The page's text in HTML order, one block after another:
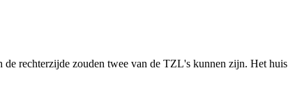
rechterzijde zouden twee van de TZL's kunnen zijn. Het huis